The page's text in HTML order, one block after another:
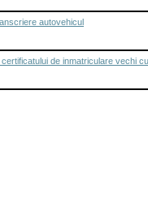
autovehicul
de inmatriculare vechi